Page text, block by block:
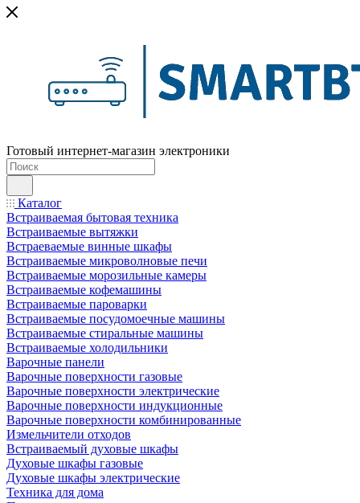
Готовый интернет-магазин электроники
Каталог
Встраиваемая бытовая техника
Встраиваемые вытяжки
Встраеваемые винные шкафы
Встраиваемые микроволновые печи
Встраиваемые морозильные камеры
Встраиваемые кофемашины
Встраиваемые пароварки
Встраиваемые посудомоечные машины
Встраиваемые стиральные машины
Встраиваемые холодильники
Варочные панели
Варочные поверхности газовые
Варочные поверхности электрические
Варочные поверхности индукционные
Варочные поверхности комбинированные
Измельчители отходов
Встраиваемый духовые шкафы
Духовые шкафы газовые
Духовые шкафы электрические
Техника для дома